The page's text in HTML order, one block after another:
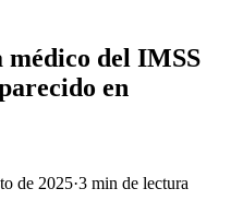
del IMSS
en
de 2025·3 min de lectura